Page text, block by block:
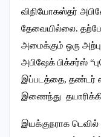
விநியோகஸ்தர்
தேவையில்லை.
அமைக்கும் ஒரு
அபிஷேக் பிக்சர்ஸ்
இப்படத்தை, தண்டர்
இணைந்து
இயக்குநராக